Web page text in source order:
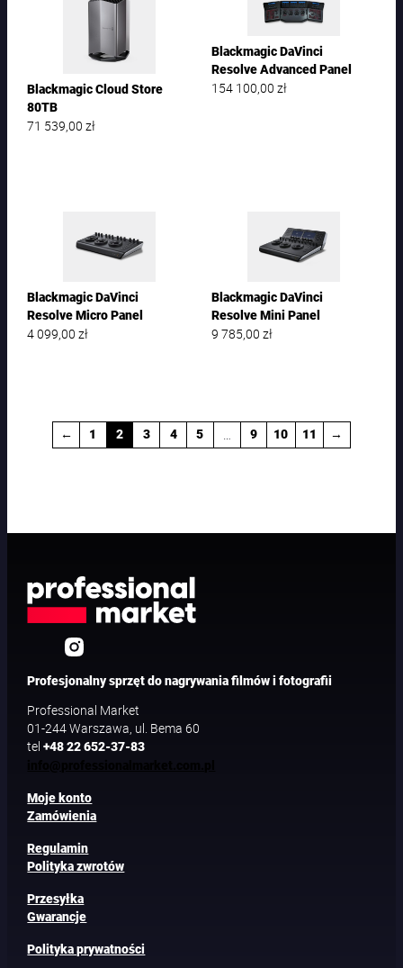
Blackmagic Cloud Store
80TB
71 539,00zł
Blackmagic DaVinci
Resolve Advanced Panel
154 100,00 zł
Blackmagic DaVinci
Resolve Micro Panel
4 099,00zł
Blackmagic DaVinci
Resolve Mini Panel
9 785,00 zł
← 1 2 3 4 5 … 9 10 11 →
Profesjonalny sprzęt do nagrywania filmów i fotografii
Professional Market
01-244 Warszawa, ul. Bema 60
tel+48 22 652-37-83
Moje konto
Zamówienia
Regulamin
Polityka zwrotów
Przesyłka
Gwarancje
Polityka prywatności